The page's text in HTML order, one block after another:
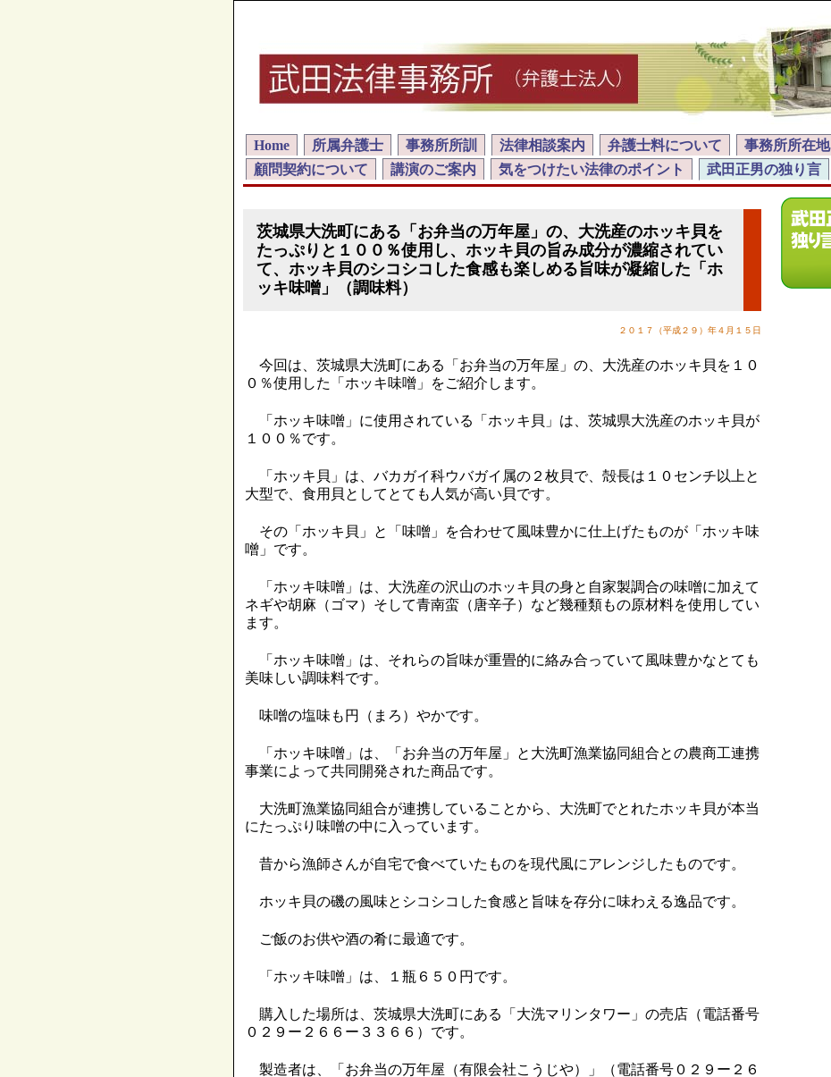
Home 所属弁護士 事務所所訓 法律相談案内 弁護士料について 事務所所在地
顧問契約について
講演のご案内 気をつけたい法律のポイント 武田正男の独り言
茨城県大洗町にある「お弁当の万年屋」の、大洗産のホッキ貝を
たっぷりと１００％使用し、ホッキ貝の旨み成分が濃縮されてい
て、ホッキ貝のシコシコした食感も楽しめる旨味が凝縮した「ホ
ッキ味噌」（調味料）
２０１７（平成２９）年４月１５日
今回は、茨城県大洗町にある「お弁当の万年屋」の、大洗産のホッキ貝を１０
０％使用した「ホッキ味噌」をご紹介します。
「ホッキ味噌」に使用されている「ホッキ貝」は、茨城県大洗産のホッキ貝が
１００％です。
「ホッキ貝」は、バカガイ科ウバガイ属の２枚貝で、殻長は１０センチ以上と
大型で、食用貝としてとても人気が高い貝です。
その「ホッキ貝」と「味噌」を合わせて風味豊かに仕上げたものが「ホッキ味
噌」です。
「ホッキ味噌」は、大洗産の沢山のホッキ貝の身と自家製調合の味噌に加えて
ネギや胡麻（ゴマ）そして青南蛮（唐辛子）など幾種類もの原材料を使用してい
ます。
「ホッキ味噌」は、それらの旨味が重畳的に絡み合っていて風味豊かなとても
美味しい調味料です。
味噌の塩味も円（まろ）やかです。
「ホッキ味噌」は、「お弁当の万年屋」と大洗町漁業協同組合との農商工連携
事業によって共同開発された商品です。
大洗町漁業協同組合が連携していることから、大洗町でとれたホッキ貝が本当
にたっぷり味噌の中に入っています。
昔から漁師さんが自宅で食べていたものを現代風にアレンジしたものです。
ホッキ貝の磯の風味とシコシコした食感と旨味を存分に味わえる逸品です。
ご飯のお供や酒の肴に最適です。
「ホッキ味噌」は、１瓶６５０円です。
購入した場所は、茨城県大洗町にある「大洗マリンタワー」の売店（電話番号
０２９ー２６６ー３３６６）です。
製造者は、「お弁当の万年屋（有限会社こうじや）」（電話番号０２９ー２６